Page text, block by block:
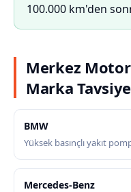
100.000 km'den
Merkez Motor
Marka
BMW
Yüksek basınçlı yakıt
Mercedes-Benz